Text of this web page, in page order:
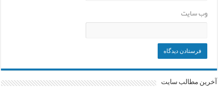
وب‌ سایت
آخرین مطالب سایت